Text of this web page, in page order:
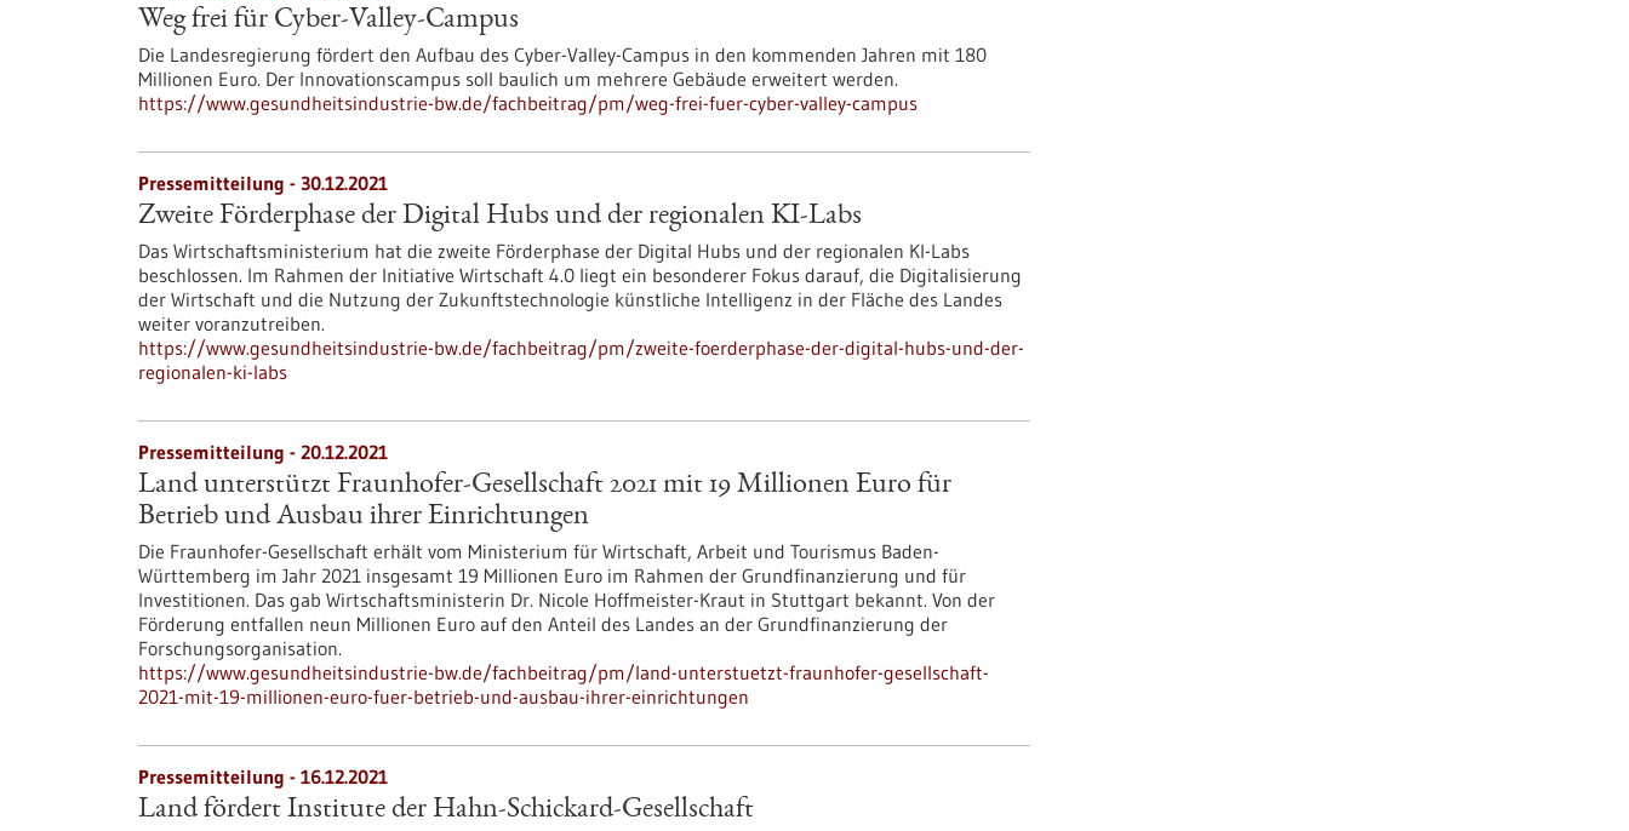
Weg frei für Cyber-Valley-Campus
Die Landesregierung fördert den Aufbau des Cyber-Valley-Campus in den kommenden Jahren mit 180
Millionen Euro. Der Innovationscampus soll baulich um mehrere Gebäude erweitert werden.
https://www.gesundheitsindustrie-bw.de/fachbeitrag/pm/weg-frei-fuer-cyber-valley-campus
Pressemitteilung - 30.12.2021
Zweite Förderphase der Digital Hubs und der regionalen KI-Labs
Das Wirtschaftsministerium hat die zweite Förderphase der Digital Hubs und der regionalen KI-Labs
beschlossen. Im Rahmen der Initiative Wirtschaft 4.0 liegt ein besonderer Fokus darauf, die Digitalisierung
der Wirtschaft und die Nutzung der Zukunftstechnologie künstliche Intelligenz in der Fläche des Landes
weiter voranzutreiben.
https://www.gesundheitsindustrie-bw.de/fachbeitrag/pm/zweite-foerderphase-der-digital-hubs-und-der-
regionalen-ki-labs
Pressemitteilung - 20.12.2021
Land unterstützt Fraunhofer-Gesellschaft 2021 mit 19 Millionen Euro für
Betrieb und Ausbau ihrer Einrichtungen
Die Fraunhofer-Gesellschaft erhält vom Ministerium für Wirtschaft, Arbeit und Tourismus Baden-
Württemberg im Jahr 2021 insgesamt 19 Millionen Euro im Rahmen der Grundfinanzierung und für
Investitionen. Das gab Wirtschaftsministerin Dr. Nicole Hoffmeister-Kraut in Stuttgart bekannt. Von der
Förderung entfallen neun Millionen Euro auf den Anteil des Landes an der Grundfinanzierung der
Forschungsorganisation.
https://www.gesundheitsindustrie-bw.de/fachbeitrag/pm/land-unterstuetzt-fraunhofer-gesellschaft-
2021-mit-19-millionen-euro-fuer-betrieb-und-ausbau-ihrer-einrichtungen
Pressemitteilung - 16.12.2021
Land fördert Institute der Hahn-Schickard-Gesellschaft